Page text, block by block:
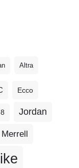
Altra
Ecco
Jordan
Merrell